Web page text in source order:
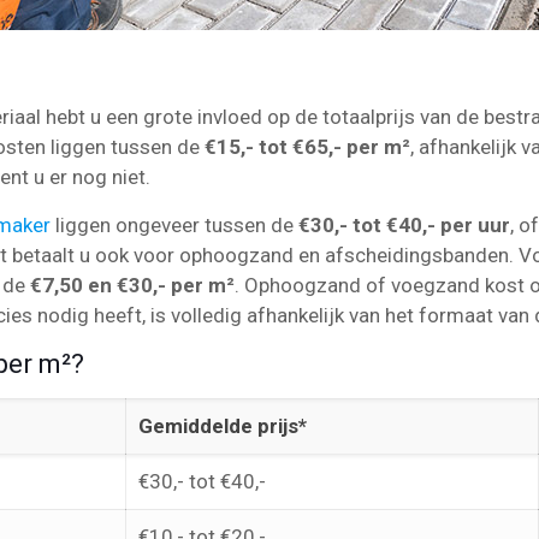
hebt u een grote invloed op de totaalprijs van de
liggen tussen de€15,- tot €65,- per m², afhankelijk
u er nog niet.
liggen ongeveer tussen de €30,- tot €40,- per uur,
betaalt u ook voor ophoogzand en afscheidingsbanden.
€7,50 en €30,- per m². Ophoogzand of voegzand kost
nodig heeft, is volledig afhankelijk van het formaat van
m²?
Gemiddelde prijs*
€30,- tot €40,-